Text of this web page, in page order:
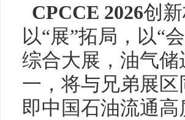
CPCCE 2026创
以“展”拓局，以“
综合大展，油气
一，将与兄弟展
即中国石油流通